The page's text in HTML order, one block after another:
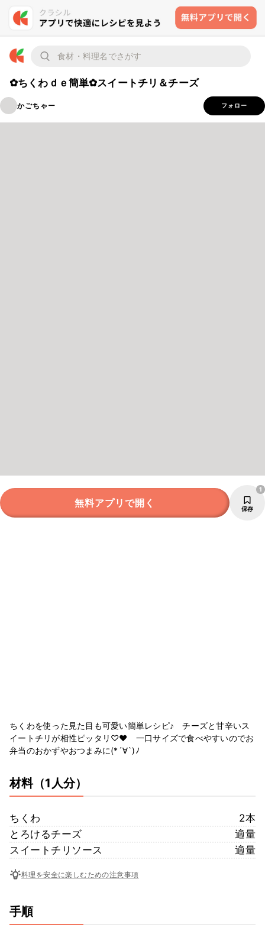
✿ちくわｄｅ簡単✿スイートチリ＆チーズ
かごちゃー フォロー
無料アプリで開く 保存
1
ちくわを使った見た目も可愛い簡単レシピ♪ チーズと甘辛いス
イートチリが相性ピッタリ♡♥ 一口サイズで食べやすいのでお
弁当のおかずやおつまみに(*´∀`)ﾉ
材料（1人分）
ちくわ
2本
とろけるチーズ
適量
スイートチリソース
適量
料理を安全に楽しむための注意事項
手順